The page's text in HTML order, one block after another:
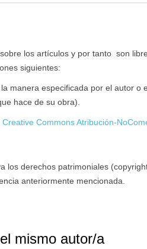
los artículos y por tanto son
siguientes:
manera especificada por el autor
hace de su obra).
Creative Commons Atribución-
los derechos patrimoniales
anteriormente mencionada.
mismo autor/a